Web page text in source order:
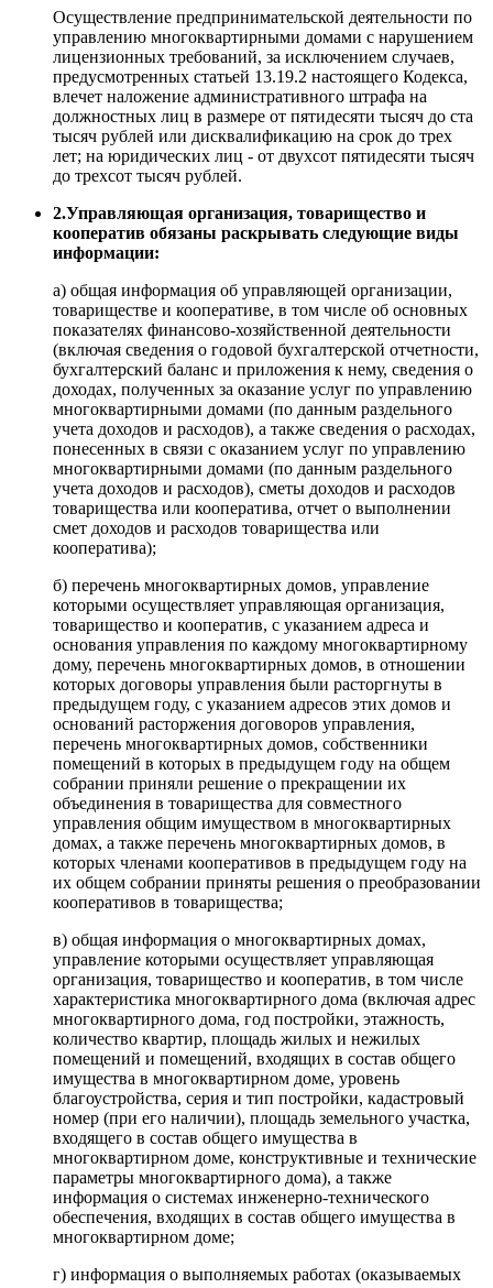
Осуществление предпринимательской деятельности по
управлению многоквартирными домами с нарушением
лицензионных требований, за исключением случаев,
предусмотренных статьей 13.19.2 настоящего Кодекса,
влечет наложение административного штрафа на
должностных лиц в размере от пятидесяти тысяч до ста
тысяч рублей или дисквалификацию на срок до трех
лет; на юридических лиц - от двухсот пятидесяти тысяч
до трехсот тысяч рублей.
2.Управляющая организация, товарищество и
кооператив обязаны раскрывать следующие виды
информации:
а) общая информация об управляющей организации,
товариществе и кооперативе, в том числе об основных
показателях финансово-хозяйственной деятельности
(включая сведения о годовой бухгалтерской отчетности,
бухгалтерский баланс и приложения к нему, сведения о
доходах, полученных за оказание услуг по управлению
многоквартирными домами (по данным раздельного
учета доходов и расходов), а также сведения о расходах,
понесенных в связи с оказанием услуг по управлению
многоквартирными домами (по данным раздельного
учета доходов и расходов), сметы доходов и расходов
товарищества или кооператива, отчет о выполнении
смет доходов и расходов товарищества или
кооператива);
б) перечень многоквартирных домов, управление
которыми осуществляет управляющая организация,
товарищество и кооператив, с указанием адреса и
основания управления по каждому многоквартирному
дому, перечень многоквартирных домов, в отношении
которых договоры управления были расторгнуты в
предыдущем году, с указанием адресов этих домов и
оснований расторжения договоров управления,
перечень многоквартирных домов, собственники
помещений в которых в предыдущем году на общем
собрании приняли решение о прекращении их
объединения в товарищества для совместного
управления общим имуществом в многоквартирных
домах, а также перечень многоквартирных домов, в
которых членами кооперативов в предыдущем году на
их общем собрании приняты решения о преобразовании
кооперативов в товарищества;
в) общая информация о многоквартирных домах,
управление которыми осуществляет управляющая
организация, товарищество и кооператив, в том числе
характеристика многоквартирного дома (включая адрес
многоквартирного дома, год постройки, этажность,
количество квартир, площадь жилых и нежилых
помещений и помещений, входящих в состав общего
имущества в многоквартирном доме, уровень
благоустройства, серия и тип постройки, кадастровый
номер (при его наличии), площадь земельного участка,
входящего в состав общего имущества в
многоквартирном доме, конструктивные и технические
параметры многоквартирного дома), а также
информация о системах инженерно-технического
обеспечения, входящих в состав общего имущества в
многоквартирном доме;
г) информация о выполняемых работах (оказываемых